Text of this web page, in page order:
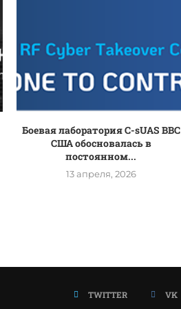
Боевая лаборатория C-sUAS ВВС
США обосновалась в
постоянном...
13 апреля, 2026
TWITTER VK